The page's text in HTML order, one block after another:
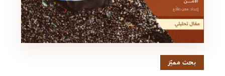
بحث مميّز